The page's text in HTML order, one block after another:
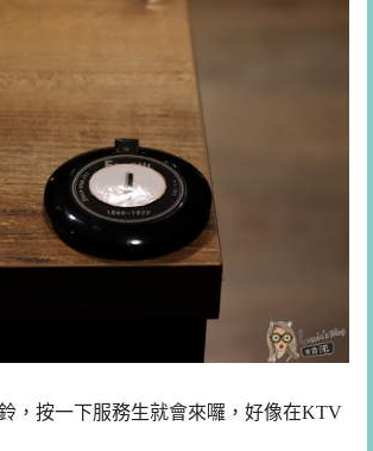
，按一下服務生就會來囉，好像在KTV